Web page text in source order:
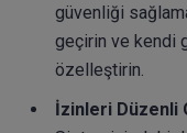
güvenliği
geçirin ve kendi
özelleştirin.
İzinleri Düzenli